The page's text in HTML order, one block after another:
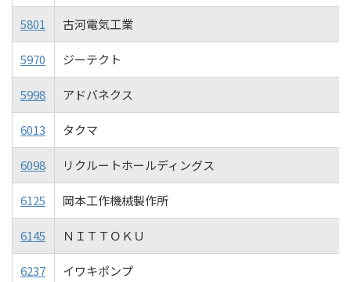
5801 古河電気工業
5970 ジーテクト
5998 アドバネクス
6013 タクマ
6098 リクルートホールディングス
6125 岡本工作機械製作所
6145 ＮＩＴＴＯＫＵ
6237 イワキポンプ